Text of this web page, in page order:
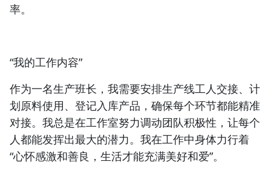
率。
“我的工作内容”
作为一名生产班长，我需要安排生产线工人交接、计
划原料使用、登记入库产品，确保每个环节都能精准
对接。我总是在工作室努力调动团队积极性，让每个
人都能发挥出最大的潜力。我在工作中身体力行着
“心怀感激和善良，生活才能充满美好和爱”。